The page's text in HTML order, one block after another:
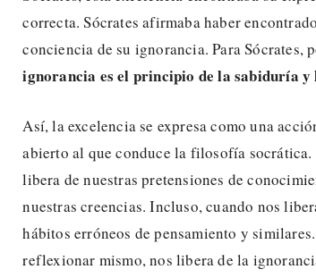
correcta. Sócrates afirmaba haber
conciencia de su ignorancia. Para Sócrates,
ignorancia es el principio de la sabiduría y
Así, la excelencia se expresa como una
abierto al que conduce la filosofía
libera de nuestras pretensiones de
nuestras creencias. Incluso, cuando nos
hábitos erróneos de pensamiento y
reflexionar mismo, nos libera de la